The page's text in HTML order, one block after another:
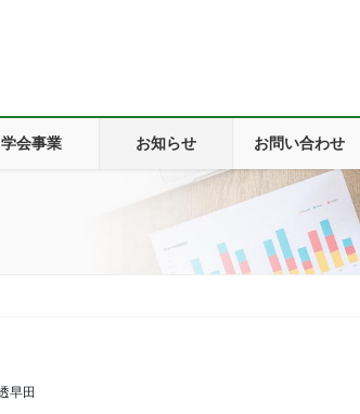
学会事業 お知らせ お問い合わせ
早田